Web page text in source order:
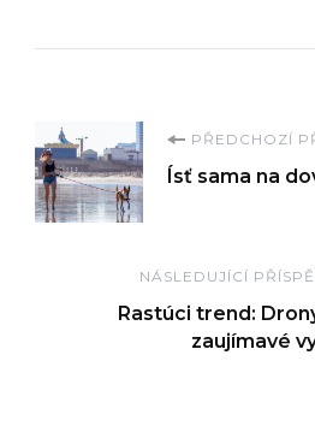
Navigace
příspěvku
PŘEDCHOZÍ
Ísť sama na
NÁSLEDUJÍCÍ
Rastúci trend:
zaujímavé